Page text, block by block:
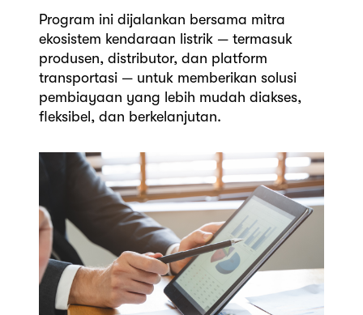
Program ini dijalankan bersama mitra
ekosistem kendaraan listrik — termasuk
produsen, distributor, dan platform
transportasi — untuk memberikan solusi
pembiayaan yang lebih mudah diakses,
fleksibel, dan berkelanjutan.